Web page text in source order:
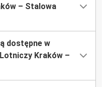
– Stalowa
dostępne w
Kraków –